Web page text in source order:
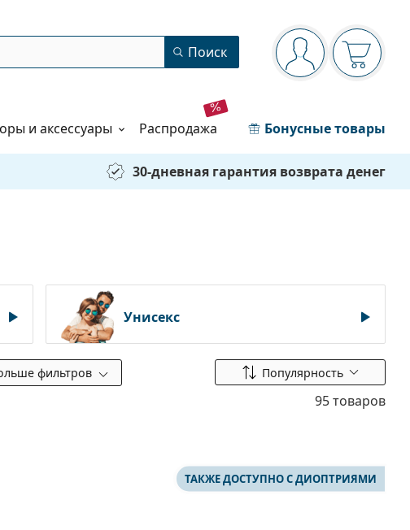
Панель навигации
Вы вошли вВаша
Поиск
и аксессуары распродажа Бонусные товары
30-дневная гарантия возврата денег
Унисекс
фильтров Сортировать по
Популярность
95 товаров
ТАКЖЕ ДОСТУПНО С ДИОПТРИЯМИ